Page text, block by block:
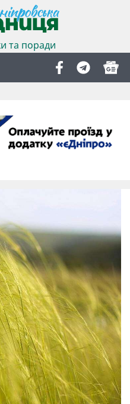
та поради